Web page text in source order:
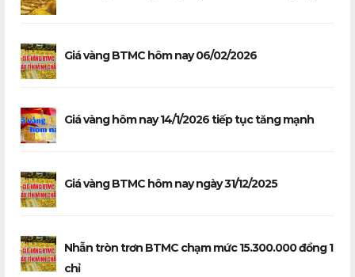
Giá vàng BTMC hôm nay 06/02/2026
Giá vàng hôm nay 14/1/2026 tiếp tục tăng mạnh
Giá vàng BTMC hôm nay ngày 31/12/2025
Nhẫn tròn trơn BTMC chạm mức 15.300.000 đồng 1
chỉ